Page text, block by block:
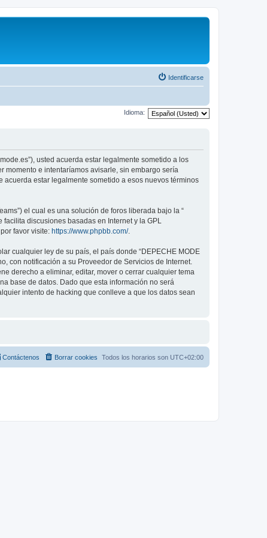
Identificarse
Idioma:
usted acuerda estar legalmente sometido a los
momento e intentaríamos avisarle, sin embargo sería
acuerda estar legalmente sometido a esos nuevos términos
el cual es una solución de foros liberada bajo la “
facilita discusiones basadas en Internet y la GPL
favor visite: https://www.phpbb.com/.
cualquier ley de su país, el país donde “DEPECHE MODE
con notificación a su Proveedor de Servicios de Internet.
derecho a eliminar, editar, mover o cerrar cualquier tema
base de datos. Dado que esta información no será
intento de hacking que conlleve a que los datos sean
Todos los horarios son UTC+02:00
Borrar cookies
Contáctenos